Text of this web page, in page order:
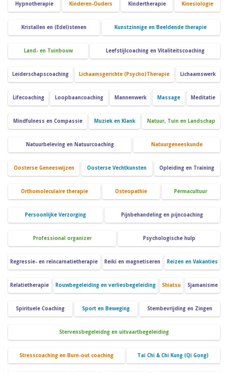
Hypnotherapie Kinderen-Ouders Kindertherapie Kinesiologie
Kristallen en (Edel)stenen Kunstzinnige en Beeldende therapie
Land- en Tuinbouw Leefstijlcoaching en Vitaliteitscoaching
Leiderschapscoaching Lichaamsgerichte (Psycho)Therapie Lichaamswerk
Lifecoaching Loopbaancoaching Mannenwerk Massage Meditatie
Mindfulness en Compassie Muziek en Klank Natuur, Tuin en Landschap
Natuurbeleving en Natuurcoaching Natuurgeneeskunde
Oosterse Geneeswijzen Oosterse Vechtkunsten Opleiding en Training
Orthomoleculaire therapie Osteopathie Permacultuur
Persoonlijke Verzorging Pijnbehandeling en pijncoaching
Professional organizer Psychologische hulp
Regressie- en reïncarnatietherapie Reiki en magnetiseren Reizen en Vakanties
Relatietherapie Rouwbegeleiding en verliesbegeleiding Shiatsu Sjamanisme
Spirituele Coaching Sport en Beweging Stembevrijding en Zingen
Stervensbegeleidng en uitvaartbegeleiding
Stresscoaching en Burn-out coaching Tai Chi & Chi Kung (Qi Gong)